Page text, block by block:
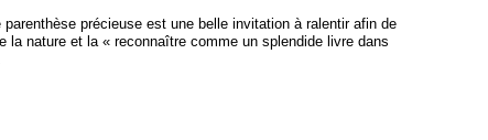
précieuse est une belle invitation à ralentir afin de
la nature et la « reconnaître comme un splendide livre dans